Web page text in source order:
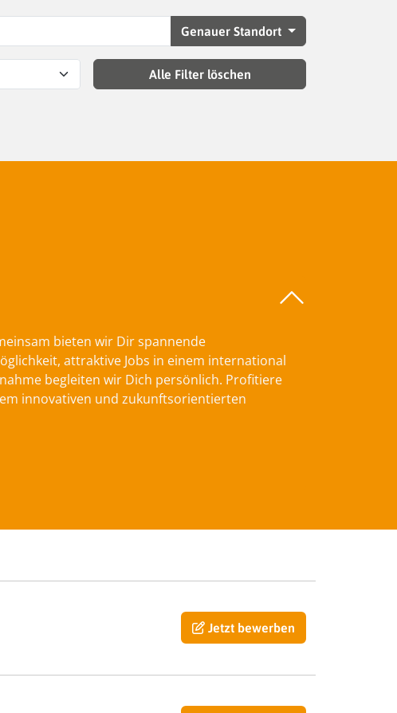
Genauer Standort
Alle Filter löschen
bieten wir Dir spannende
attraktive Jobs in einem international
begleiten wir Dich persönlich. Profitiere
innovativen und zukunftsorientierten
Jetzt bewerben